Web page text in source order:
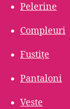
Pelerine
Compleuri
Fustițe
Pantaloni
Veste